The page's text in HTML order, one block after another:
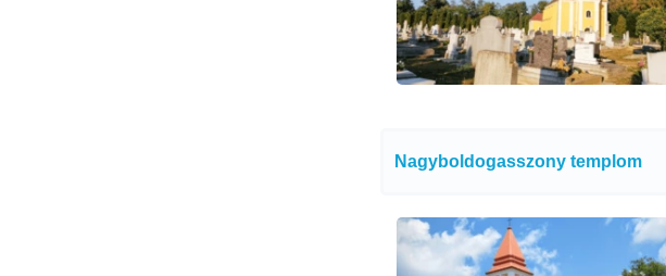
Nagyboldogasszony templom